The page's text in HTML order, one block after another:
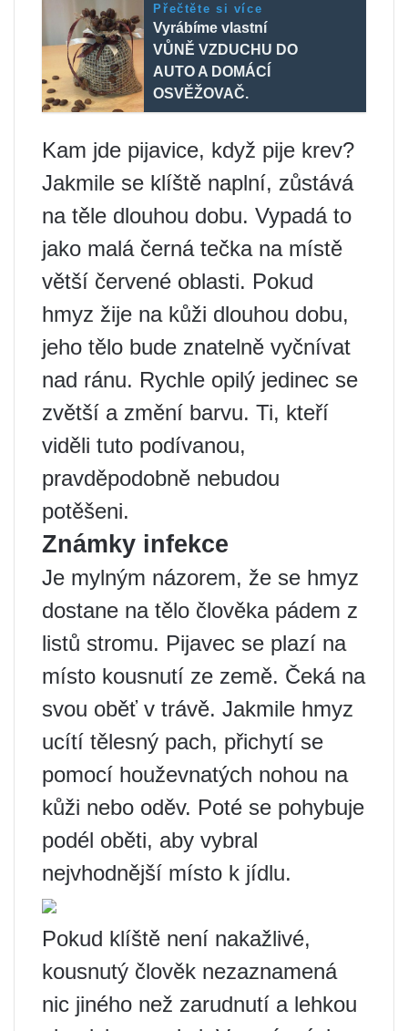
Přečtěte si více
Vyrábíme vlastní
VŮNĚ VZDUCHU DO
AUTO A DOMÁCÍ
OSVĚŽOVAČ.
Kam jde pijavice, když pije krev?
Jakmile se klíště naplní, zůstává
na těle dlouhou dobu. Vypadá to
jako malá černá tečka na místě
větší červené oblasti. Pokud
hmyz žije na kůži dlouhou dobu,
jeho tělo bude znatelně vyčnívat
nad ránu. Rychle opilý jedinec se
zvětší a změní barvu. Ti, kteří
viděli tuto podívanou,
pravděpodobně nebudou
potěšeni.
Známky infekce
Je mylným názorem, že se hmyz
dostane na tělo člověka pádem z
listů stromu. Pijavec se plazí na
místo kousnutí ze země. Čeká na
svou oběť v trávě. Jakmile hmyz
ucítí tělesný pach, přichytí se
pomocí houževnatých nohou na
kůži nebo oděv. Poté se pohybuje
podél oběti, aby vybral
nejvhodnější místo k jídlu.
Pokud klíště není nakažlivé,
kousnutý člověk nezaznamená
nic jiného než zarudnutí a lehkou